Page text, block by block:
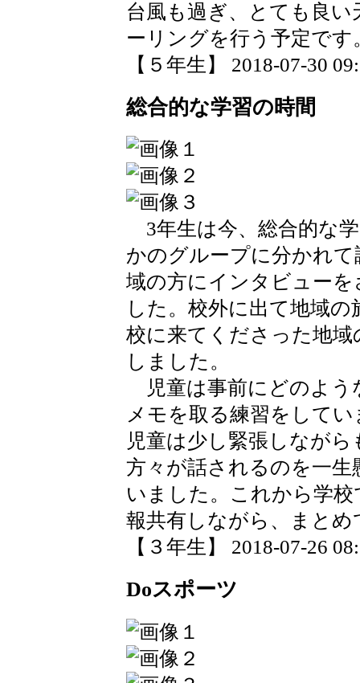
台風も過ぎ、とても良
ーリングを行う予定です
【５年生】 2018-07-30
総合的な学習の時間
3年生は今、総合的な
かのグループに分かれ
域の方にインタビュー
した。校外に出て地域
校に来てくださった地
しました。
児童は事前にどのよう
メモを取る練習をして
児童は少し緊張しなが
方々が話されるのを一
いました。これから学
報共有しながら、まと
【３年生】 2018-07-26
Doスポーツ